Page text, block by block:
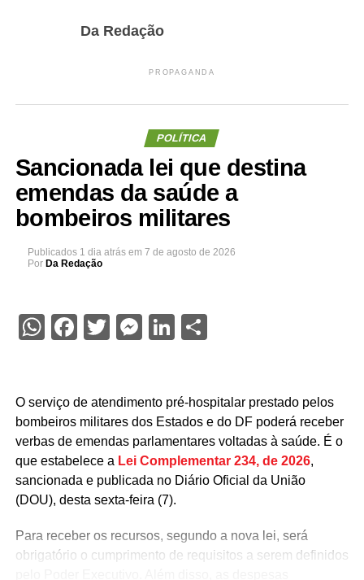
Da Redação
PROPAGANDA
POLÍTICA
Sancionada lei que destina
emendas da saúde a
bombeiros militares
Publicados 1 dia atrás em 7 de agosto de 2026
Por Da Redação
WhatsApp
Facebook
Twitter
Messenger
LinkedIn
Share
O serviço de atendimento pré-hospitalar prestado pelos
bombeiros militares dos Estados e do DF poderá receber
verbas de emendas parlamentares voltadas à saúde. É o
que estabelece a Lei Complementar 234, de 2026,
sancionada e publicada no Diário Oficial da União
(DOU), desta sexta-feira (7).
Para receber os recursos, segundo a nova lei, será
obrigatório o cumprimento de requisitos a serem definidos